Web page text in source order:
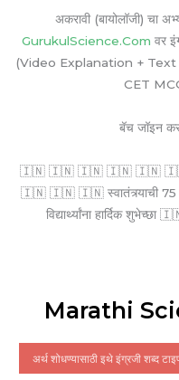
अकरावी (बायोलॉजी) चा
GurukulScience.Com वर
(Video Explanation +
CET
बॅच जॉइन
🇮🇳 🇮🇳 🇮🇳 🇮🇳 🇮🇳 🇮🇳
🇮🇳 🇮🇳 🇮🇳 स्वातंत्र्याची
विद्यार्थ्यांना
Marathi